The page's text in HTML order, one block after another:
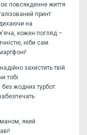
повсякденне життя
принт
на
кожен погляд –
ніби сам
захистить твій
тобі
жодних турбот.
який